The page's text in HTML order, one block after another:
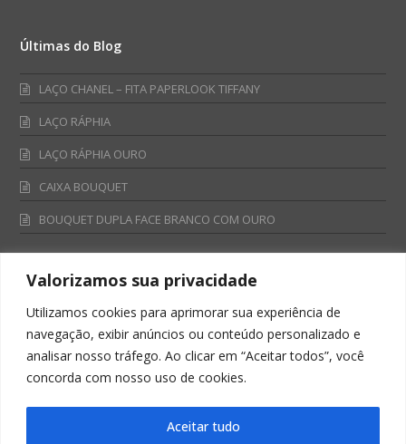
Valorizamos sua privacidade
Utilizamos cookies para aprimorar sua experiência de
navegação, exibir anúncios ou conteúdo personalizado e
analisar nosso tráfego. Ao clicar em “Aceitar todos”, você
concorda com nosso uso de cookies.
Aceitar tudo
Últimas do Blog
LAÇO CHANEL – FITA PAPERLOOK TIFFANY
LAÇO RÁPHIA
LAÇO RÁPHIA OURO
CAIXA BOUQUET
BOUQUET DUPLA FACE BRANCO COM OURO
Fale Conosco
0800 701 4866
televendas@albano.com.br
SAC: